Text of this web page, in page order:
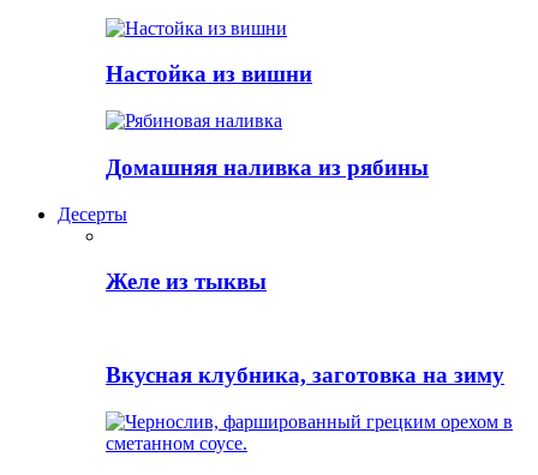
Настойка из вишни
Домашняя наливка из рябины
Десерты
Желе из тыквы
Вкусная клубника, заготовка на зиму